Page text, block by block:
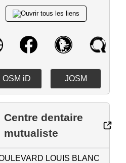
OSM iD JOSM
Centre dentaire
mutualiste
LOUIS BLANC